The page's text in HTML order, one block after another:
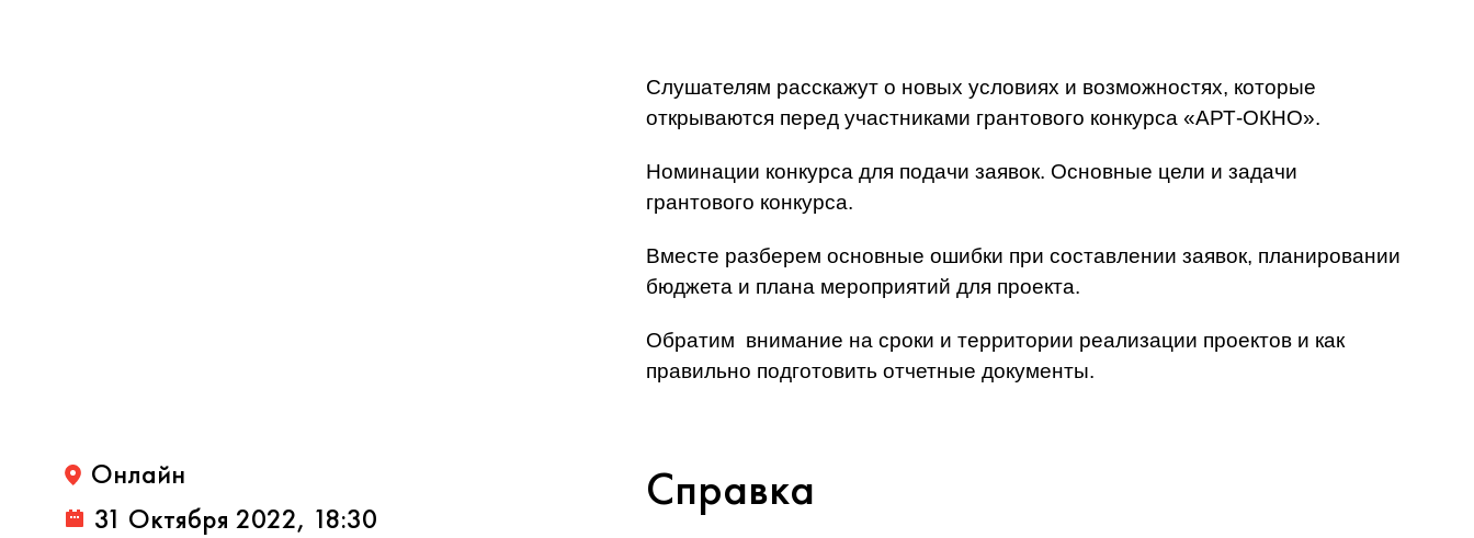
Онлайн
31 Октября 2022, 18:30
Слушателям расскажут о новых условиях и возможностях, которые
открываются перед участниками грантового конкурса «АРТ-ОКНО».
Номинации конкурса для подачи заявок. Основные цели и задачи
грантового конкурса.
Вместе разберем основные ошибки при составлении заявок, планировании
бюджета и плана мероприятий для проекта.
Обратим внимание на сроки и территории реализации проектов и как
правильно подготовить отчетные документы.
Справка